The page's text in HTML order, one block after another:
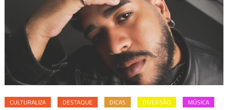
CULTURALIZA DESTAQUE DICAS DIVERSÃO
MÚSICA